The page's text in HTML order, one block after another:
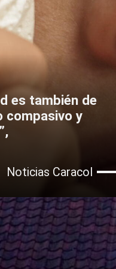
es también de
compasivo y
Noticias Caracol